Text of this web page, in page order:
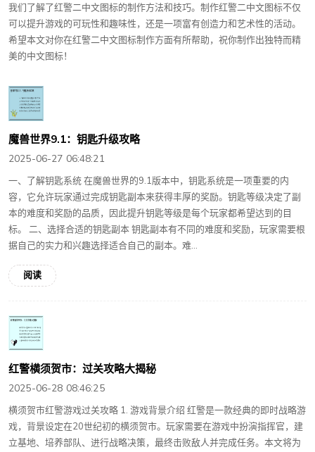
我们了解了红警二中文图标的制作方法和技巧。制作红警二中文图标不仅
可以提升游戏的可玩性和趣味性，还是一项富有创造力和艺术性的活动。
希望本文对你在红警二中文图标制作方面有所帮助，祝你制作出独特而精
美的中文图标！
魔兽世界9.1：钥匙升级攻略
2025-06-27 06:48:21
一、了解钥匙系统 在魔兽世界的9.1版本中，钥匙系统是一项重要的内
容，它允许玩家通过完成钥匙副本来获得丰厚的奖励。钥匙等级决定了副
本的难度和奖励的品质，因此提升钥匙等级是每个玩家都希望达到的目
标。 二、选择合适的钥匙副本 钥匙副本有不同的难度和奖励，玩家需要根
据自己的实力和兴趣选择适合自己的副本。难...
阅读
红警横须贺市：过关攻略大揭秘
2025-06-28 08:46:25
横须贺市红警游戏过关攻略 1. 游戏背景介绍 红警是一款经典的即时战略游
戏，背景设定在20世纪初的横须贺市。玩家需要在游戏中扮演指挥官，建
立基地、培养部队、进行战略决策，最终击败敌人并完成任务。本文将为